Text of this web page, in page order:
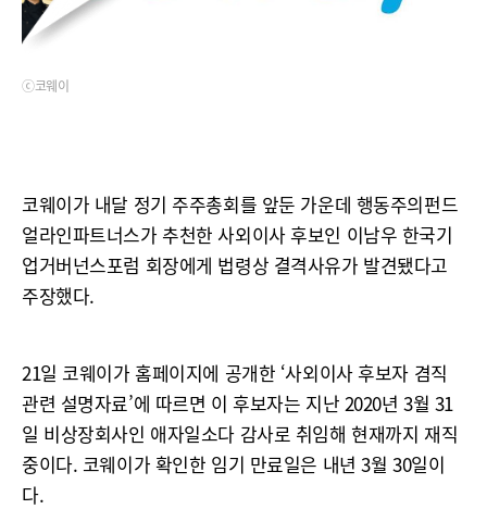
ⓒ코웨이
코웨이가 내달 정기 주주총회를 앞둔 가운데 행동주의펀드
얼라인파트너스가 추천한 사외이사 후보인 이남우 한국기
업거버넌스포럼 회장에게 법령상 결격사유가 발견됐다고
주장했다.
21일 코웨이가 홈페이지에 공개한 ‘사외이사 후보자 겸직
관련 설명자료’에 따르면 이 후보자는 지난 2020년 3월 31
일 비상장회사인 애자일소다 감사로 취임해 현재까지 재직
중이다. 코웨이가 확인한 임기 만료일은 내년 3월 30일이
다.